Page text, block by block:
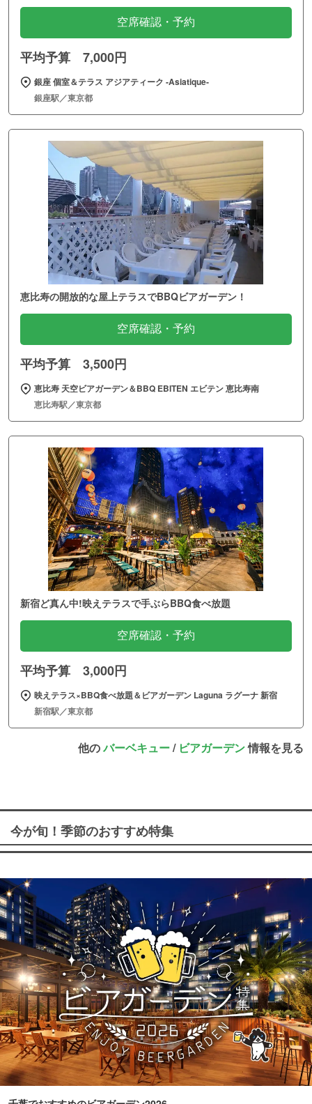
空席確認・予約
平均予算 7,000円
銀座 個室＆テラス アジアティーク ‐Asiatique‐
銀座駅／東京都
恵比寿の開放的な屋上テラスでBBQビアガーデン！
空席確認・予約
平均予算 3,500円
恵比寿 天空ビアガーデン＆BBQ EBITEN エビテン 恵比寿南
恵比寿駅／東京都
新宿ど真ん中!映えテラスで手ぶらBBQ食べ放題
空席確認・予約
平均予算 3,000円
映えテラス×BBQ食べ放題＆ビアガーデン Laguna ラグーナ 新宿
新宿駅／東京都
他のバーベキュー/ ビアガーデン情報を見る
今が旬！季節のおすすめ特集